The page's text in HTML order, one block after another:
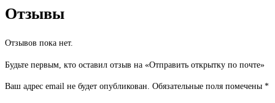
Отзывы
Отзывов пока нет.
Будьте первым, кто оставил отзыв на «Отправить открытку по почте»
Ваш адрес email не будет опубликован. Обязательные поля помечены *